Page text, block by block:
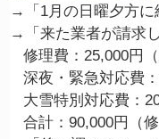
→「1月の日曜夕方に
→「来た業者が請求
修理費：25,000円（
深夜・緊急対応費
大雪特別対応費：
合計：90,000円（